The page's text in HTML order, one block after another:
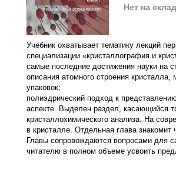
Нет на
Учебник охватывает тематику лекций
специализации «кристаллография и
самые последние достижения науки на
описания атомного строения
упаковок;
полиэдрический подход к
аспекте. Выделен раздел, касающийся
кристаллохимического анализа. На
в кристалле. Отдельная глава
Главы сопровождаются вопросами для
читателю в полном объеме усвоить